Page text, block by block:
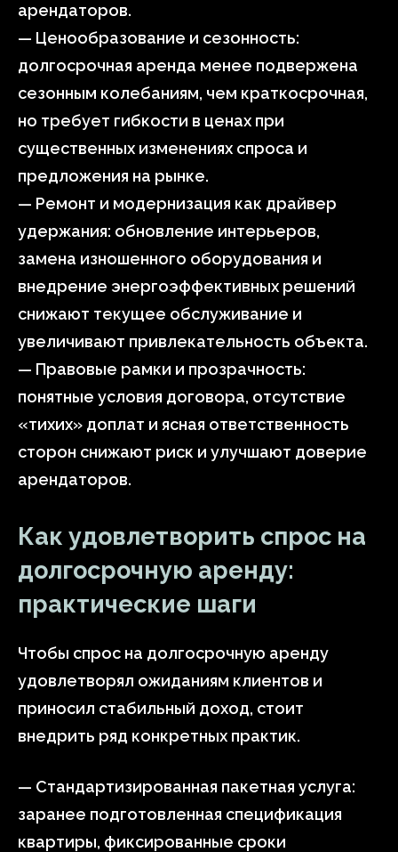
арендаторов.
— Ценообразование и сезонность:
долгосрочная аренда менее подвержена
сезонным колебаниям, чем краткосрочная,
но требует гибкости в ценах при
существенных изменениях спроса и
предложения на рынке.
— Ремонт и модернизация как драйвер
удержания: обновление интерьеров,
замена изношенного оборудования и
внедрение энергоэффективных решений
снижают текущее обслуживание и
увеличивают привлекательность объекта.
— Правовые рамки и прозрачность:
понятные условия договора, отсутствие
«тихих» доплат и ясная ответственность
сторон снижают риск и улучшают доверие
арендаторов.
Как удовлетворить спрос на
долгосрочную аренду:
практические шаги
Чтобы спрос на долгосрочную аренду
удовлетворял ожиданиям клиентов и
приносил стабильный доход, стоит
внедрить ряд конкретных практик.
— Стандартизированная пакетная услуга:
заранее подготовленная спецификация
квартиры, фиксированные сроки